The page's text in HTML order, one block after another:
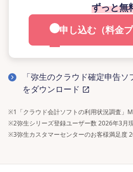
ずっと無
申し込む（料金プ
「弥生のクラウド確定申告
をダウンロード
※1 「クラウド会計ソフトの利用状況調査」
※2弥生シリーズ登録ユーザー数 2026年3月
※3弥生カスタマーセンターのお客様満足度